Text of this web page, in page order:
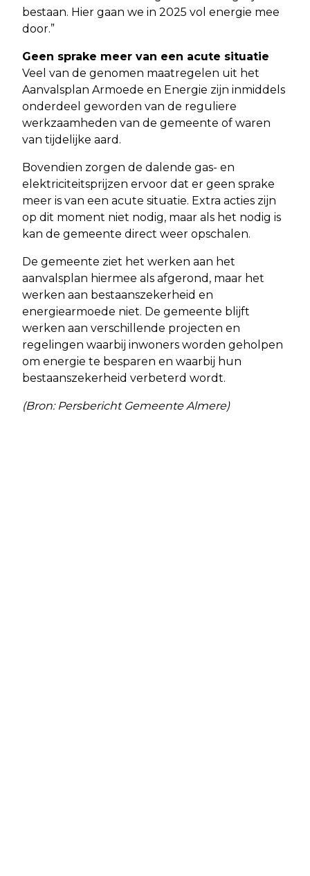
bestaan. Hier gaan we in 2025 vol energie mee
door.”
Geen sprake meer van een acute situatie
Veel van de genomen maatregelen uit het
Aanvalsplan Armoede en Energie zijn inmiddels
onderdeel geworden van de reguliere
werkzaamheden van de gemeente of waren
van tijdelijke aard.
Bovendien zorgen de dalende gas- en
elektriciteitsprijzen ervoor dat er geen sprake
meer is van een acute situatie. Extra acties zijn
op dit moment niet nodig, maar als het nodig is
kan de gemeente direct weer opschalen.
De gemeente ziet het werken aan het
aanvalsplan hiermee als afgerond, maar het
werken aan bestaanszekerheid en
energiearmoede niet. De gemeente blijft
werken aan verschillende projecten en
regelingen waarbij inwoners worden geholpen
om energie te besparen en waarbij hun
bestaanszekerheid verbeterd wordt.
(Bron: Persbericht Gemeente Almere)